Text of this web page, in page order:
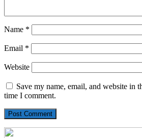
Name *
Email *
Website
Save my name, email, and website in
time I comment.